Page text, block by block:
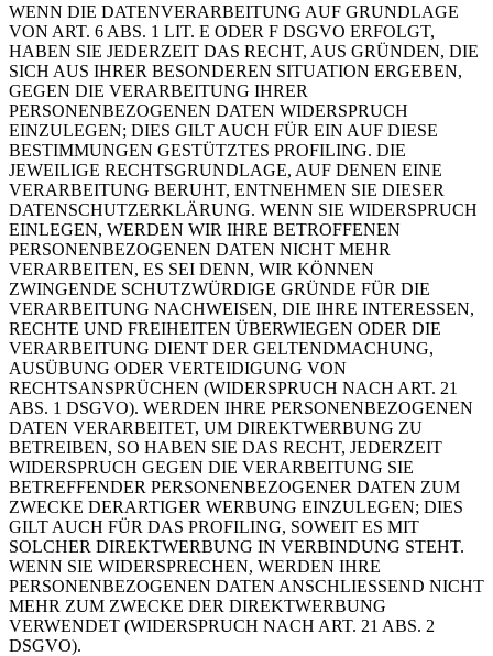
WENN DIE DATENVERARBEITUNG AUF GRUNDLAGE
VON ART. 6 ABS. 1 LIT. E ODER F DSGVO ERFOLGT,
HABEN SIE JEDERZEIT DAS RECHT, AUS GRÜNDEN, DIE
SICH AUS IHRER BESONDEREN SITUATION ERGEBEN,
GEGEN DIE VERARBEITUNG IHRER
PERSONENBEZOGENEN DATEN WIDERSPRUCH
EINZULEGEN; DIES GILT AUCH FÜR EIN AUF DIESE
BESTIMMUNGEN GESTÜTZTES PROFILING. DIE
JEWEILIGE RECHTSGRUNDLAGE, AUF DENEN EINE
VERARBEITUNG BERUHT, ENTNEHMEN SIE DIESER
DATENSCHUTZERKLÄRUNG. WENN SIE WIDERSPRUCH
EINLEGEN, WERDEN WIR IHRE BETROFFENEN
PERSONENBEZOGENEN DATEN NICHT MEHR
VERARBEITEN, ES SEI DENN, WIR KÖNNEN
ZWINGENDE SCHUTZWÜRDIGE GRÜNDE FÜR DIE
VERARBEITUNG NACHWEISEN, DIE IHRE INTERESSEN,
RECHTE UND FREIHEITEN ÜBERWIEGEN ODER DIE
VERARBEITUNG DIENT DER GELTENDMACHUNG,
AUSÜBUNG ODER VERTEIDIGUNG VON
RECHTSANSPRÜCHEN (WIDERSPRUCH NACH ART. 21
ABS. 1 DSGVO). WERDEN IHRE PERSONENBEZOGENEN
DATEN VERARBEITET, UM DIREKTWERBUNG ZU
BETREIBEN, SO HABEN SIE DAS RECHT, JEDERZEIT
WIDERSPRUCH GEGEN DIE VERARBEITUNG SIE
BETREFFENDER PERSONENBEZOGENER DATEN ZUM
ZWECKE DERARTIGER WERBUNG EINZULEGEN; DIES
GILT AUCH FÜR DAS PROFILING, SOWEIT ES MIT
SOLCHER DIREKTWERBUNG IN VERBINDUNG STEHT.
WENN SIE WIDERSPRECHEN, WERDEN IHRE
PERSONENBEZOGENEN DATEN ANSCHLIESSEND NICHT
MEHR ZUM ZWECKE DER DIREKTWERBUNG
VERWENDET (WIDERSPRUCH NACH ART. 21 ABS. 2
DSGVO).